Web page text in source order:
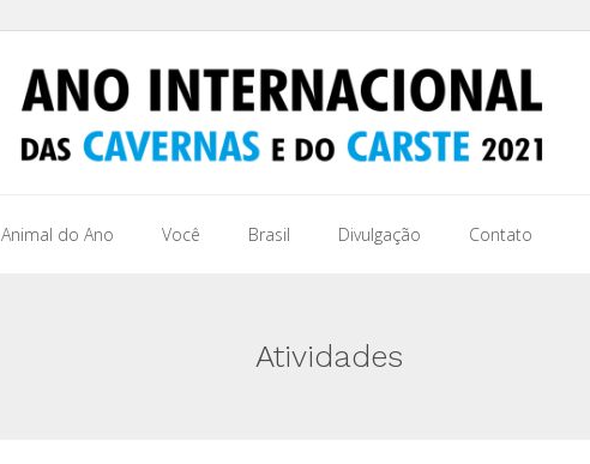
Animal do Ano Você Brasil Divulgação Contato
Atividades